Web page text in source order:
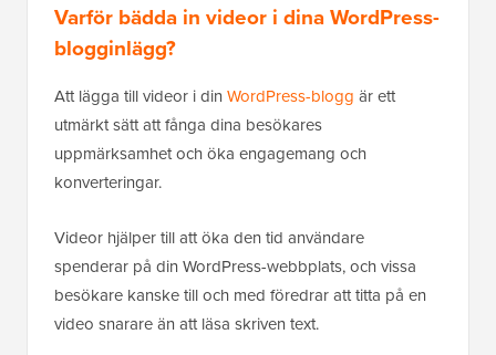
Varför bädda in videor i dina WordPress-
blogginlägg?
Att lägga till videor i din WordPress-blogg är ett
utmärkt sätt att fånga dina besökares
uppmärksamhet och öka engagemang och
konverteringar.
Videor hjälper till att öka den tid användare
spenderar på din WordPress-webbplats, och vissa
besökare kanske till och med föredrar att titta på en
video snarare än att läsa skriven text.